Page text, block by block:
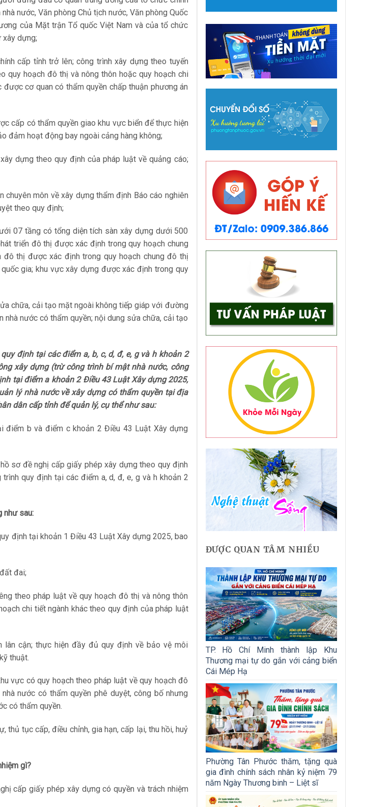
nước, Văn phòng Chủ tịch nước, Văn phòng Quốc
của Mặt trận Tổ quốc Việt Nam và của tổ chức
xây dựng;
cấp tỉnh trở lên; công trình xây dựng theo tuyến
hoạch đô thị và nông thôn hoặc quy hoạch chi
cơ quan có thẩm quyền chấp thuận phương án
cấp có thẩm quyền giao khu vực biển để thực hiện
đảm hoạt động bay ngoài cảng hàng không;
dựng theo quy định của pháp luật về quảng cáo;
môn về xây dựng thẩm định Báo cáo nghiên
theo quy định;
07 tầng có tổng diện tích sàn xây dựng dưới 500
triển đô thị được xác định trong quy hoạch chung
đô thị được xác định trong quy hoạch chung đô thị
gia; khu vực xây dựng được xác định trong quy
chữa, cải tạo mặt ngoài không tiếp giáp với đường
nước có thẩm quyền; nội dung sửa chữa, cải tạo
định tại các điểm a, b, c, d, đ, e, g và h khoản 2
xây dựng (trừ công trình bí mật nhà nước, công
tại điểm a khoản 2 Điều 43 Luật Xây dựng 2025,
lý nhà nước về xây dựng có thẩm quyền tại địa
dân cấp tỉnh để quản lý, cụ thể như sau:
điểm b và điểm c khoản 2 Điều 43 Luật Xây dựng
sơ đề nghị cấp giấy phép xây dựng theo quy định
quy định tại các điểm a, d, đ, e, g và h khoản 2
như sau:
định tại khoản 1 Điều 43 Luật Xây dựng 2025, bao
đai;
theo pháp luật về quy hoạch đô thị và nông thôn
chi tiết ngành khác theo quy định của pháp luật
cận; thực hiện đầy đủ quy định về bảo vệ môi
thuật.
vực có quy hoạch theo pháp luật về quy hoạch đô
nước có thẩm quyền phê duyệt, công bố nhưng
có thẩm quyền.
thủ tục cấp, điều chỉnh, gia hạn, cấp lại, thu hồi, huỷ
gì?
cấp giấy phép xây dựng có quyền và trách nhiệm
ĐƯỢC QUAN TÂM NHIỀU
TP. Hồ Chí Minh thành lập Khu
Thương mại tự do gắn với cảng biển
Cái Mép Hạ
Phường Tân Phước thăm, tặng quà
gia đình chính sách nhân kỷ niệm 79
năm Ngày Thương binh – Liệt sĩ